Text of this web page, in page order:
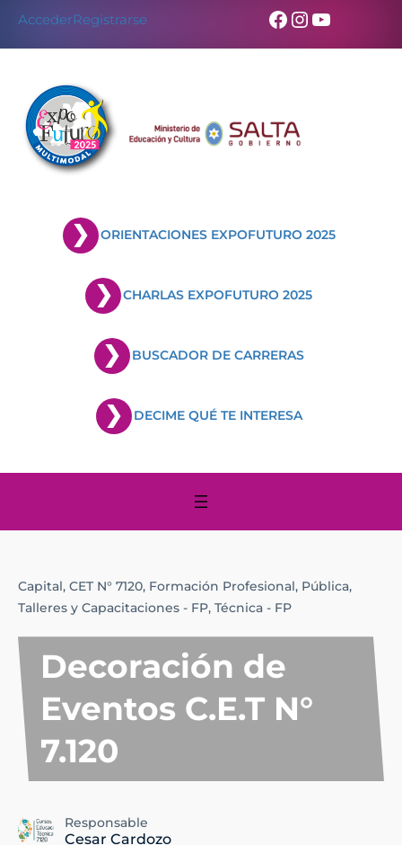
AccederRegistrarse Facebook
Instagram
YouTube
ORIENTACIONES EXPOFUTURO 2025
CHARLAS EXPOFUTURO 2025
BUSCADOR DE CARRERAS
DECIME QUÉ TE INTERESA
Capital, CET N° 7120, Formación Profesional, Pública,
Talleres y Capacitaciones - FP, Técnica - FP
Decoración de
Eventos C.E.T N°
7.120
Responsable
Cesar Cardozo